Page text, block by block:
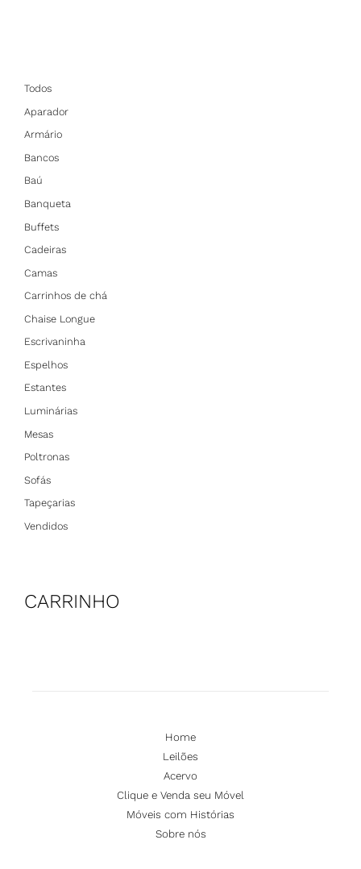
Todos
Aparador
Armário
Bancos
Baú
Banqueta
Buffets
Cadeiras
Camas
Carrinhos de chá
Chaise Longue
Escrivaninha
Espelhos
Estantes
Luminárias
Mesas
Poltronas
Sofás
Tapeçarias
Vendidos
CARRINHO
Home
Leilões
Acervo
Clique e Venda seu Móvel
Móveis com Histórias
Sobre nós